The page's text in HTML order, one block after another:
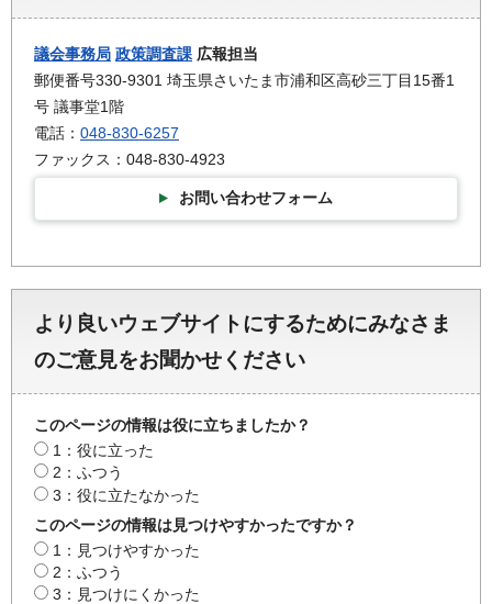
議会事務局 政策調査課 広報担当
郵便番号330-9301 埼玉県さいたま市浦和区高砂三丁目15番1
号 議事堂1階
電話： 048-830-6257
ファックス：048-830-4923
お問い合わせフォーム
より良いウェブサイトにするためにみなさま
のご意見をお聞かせください
このページの情報は役に立ちましたか？
1：役に立った
2：ふつう
3：役に立たなかった
このページの情報は見つけやすかったですか？
1：見つけやすかった
2：ふつう
3：見つけにくかった